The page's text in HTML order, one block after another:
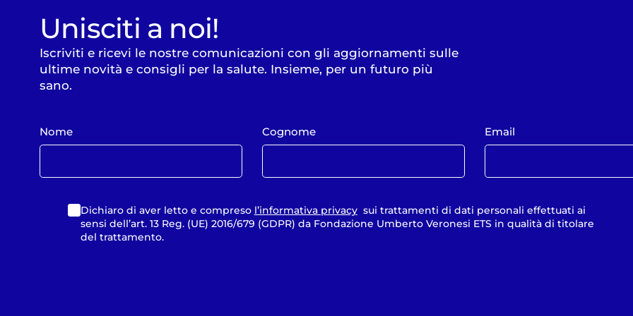
Unisciti a noi!
Iscriviti e ricevi le nostre comunicazioni con gli aggiornamenti sulle
ultime novità e consigli per la salute. Insieme, per un futuro più
sano.
Nome Cognome Email
Dichiaro di aver letto e compreso l’informativa privacysui trattamenti di dati personali effettuati ai
sensi dell’art. 13 Reg. (UE) 2016/679 (GDPR) da Fondazione Umberto Veronesi ETS in qualità di titolare
del trattamento.